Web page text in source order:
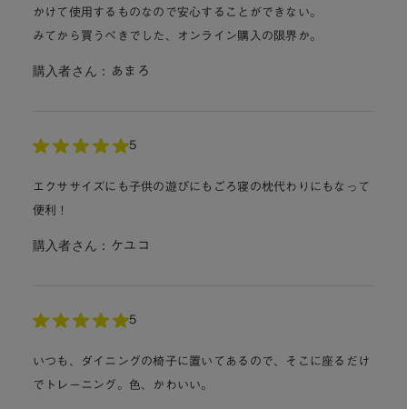
かけて使用するものなので安心することができない。
みてから買うべきでした、オンライン購入の限界か。
購入者さん： あまろ
5
エクササイズにも子供の遊びにもごろ寝の枕代わりにもなって
便利！
購入者さん： ケユコ
5
いつも、ダイニングの椅子に置いてあるので、そこに座るだけ
でトレーニング。色、かわいい。